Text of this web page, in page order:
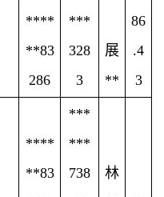
****
**83
286
***
328
3
展
**
86
.4
3
****
**83
***
***
738
林